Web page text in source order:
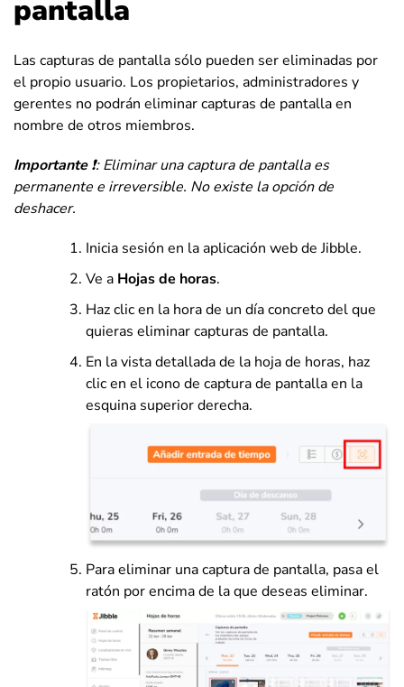
pantalla
Las capturas de pantalla sólo pueden ser eliminadas por
el propio usuario. Los propietarios, administradores y
gerentes no podrán eliminar capturas de pantalla en
nombre de otros miembros.
Importante❗: Eliminar una captura de pantalla es
permanente e irreversible. No existe la opción de
deshacer.
Inicia sesión en la aplicación web de Jibble.
Ve a Hojas de horas.
Haz clic en la hora de un día concreto del que
quieras eliminar capturas de pantalla.
En la vista detallada de la hoja de horas, haz
clic en el icono de captura de pantalla en la
esquina superior derecha.
Para eliminar una captura de pantalla, pasa el
ratón por encima de la que deseas eliminar.